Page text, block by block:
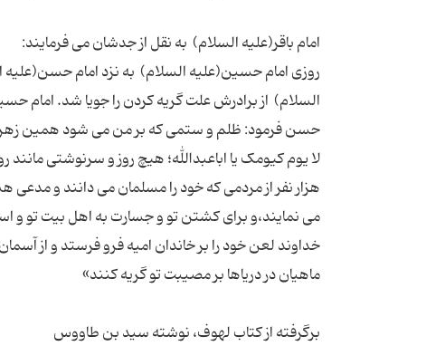
امام باقر(علیه السلام) به نقل از جدشان می فرمایند:
روزی امام حسین(علیه السلام) به نزد امام
السلام) از برادرش علت گریه کردن را جویا شد. امام
حسن فرمود: ظلم و ستمی که بر من می شود همین
لا یوم کیومک یا اباعبدالله؛ هیچ روز و سرنوشتی
هزار نفر از مردمی که خود را مسلمان می دانند و مدعی
می نمایند،و برای کشتن تو و جسارت به اهل بیت تو و
خداوند لعن خود را بر خاندان امیه فرو فرستد و از
ماهیان در دریاها بر مصیبت تو گریه کنند»
برگرفته از کتاب لهوف، نوشته سید بن طاووس